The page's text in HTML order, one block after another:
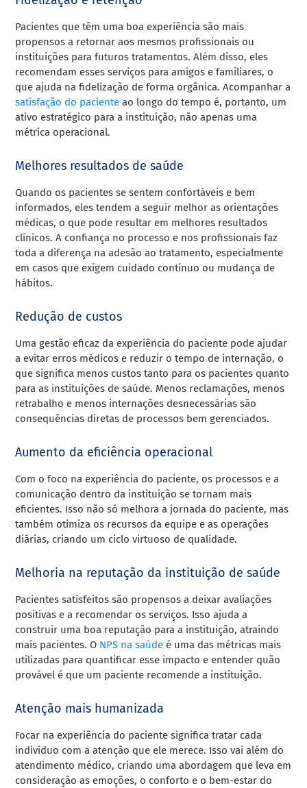
Pacientes que têm uma boa experiência são mais
propensos a retornar aos mesmos profissionais ou
instituições para futuros tratamentos. Além disso, eles
recomendam esses serviços para amigos e familiares, o
que ajuda na fidelização de forma orgânica. Acompanhar a
satisfação do paciente ao longo do tempo é, portanto, um
ativo estratégico para a instituição, não apenas uma
métrica operacional.
Melhores resultados de saúde
Quando os pacientes se sentem confortáveis e bem
informados, eles tendem a seguir melhor as orientações
médicas, o que pode resultar em melhores resultados
clínicos. A confiança no processo e nos profissionais faz
toda a diferença na adesão ao tratamento, especialmente
em casos que exigem cuidado contínuo ou mudança de
hábitos.
Redução de custos
Uma gestão eficaz da experiência do paciente pode ajudar
a evitar erros médicos e reduzir o tempo de internação, o
que significa menos custos tanto para os pacientes quanto
para as instituições de saúde. Menos reclamações, menos
retrabalho e menos internações desnecessárias são
consequências diretas de processos bem gerenciados.
Aumento da eficiência operacional
Com o foco na experiência do paciente, os processos e a
comunicação dentro da instituição se tornam mais
eficientes. Isso não só melhora a jornada do paciente, mas
também otimiza os recursos da equipe e as operações
diárias, criando um ciclo virtuoso de qualidade.
Melhoria na reputação da instituição de saúde
Pacientes satisfeitos são propensos a deixar avaliações
positivas e a recomendar os serviços. Isso ajuda a
construir uma boa reputação para a instituição, atraindo
mais pacientes. O NPS na saúde é uma das métricas mais
utilizadas para quantificar esse impacto e entender quão
provável é que um paciente recomende a instituição.
Atenção mais humanizada
Focar na experiência do paciente significa tratar cada
indivíduo com a atenção que ele merece. Isso vai além do
atendimento médico, criando uma abordagem que leva em
consideração as emoções, o conforto e o bem-estar do